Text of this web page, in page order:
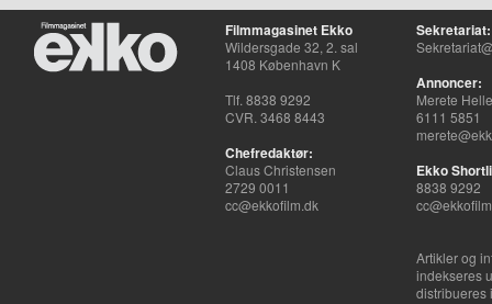
Filmmagasinet Ekko
Wildersgade 32, 2. sal
1408 København K
Tlf. 8838 9292
CVR. 3468 8443
Chefredaktør:
Claus Christensen
2729 0011
cc@ekkofilm.dk
Sekretariat:
Annoncer:
Merete
6111 5851
Ekko
8838 9292
Artikler og
indekseres
distribueres